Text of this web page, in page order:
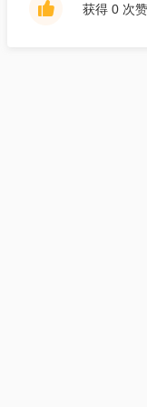
获得 0 次